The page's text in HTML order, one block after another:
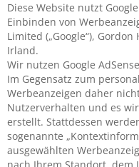
Diese Website nutzt
Einbinden von
Limited („Google“),
Irland.
Wir nutzen Google
Im Gegensatz zum
Werbeanzeigen daher
Nutzerverhalten und es
erstellt. Stattdessen
sogenannte
ausgewählten